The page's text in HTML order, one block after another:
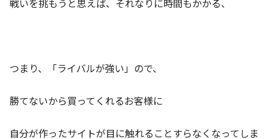
つまり、「ライバルが強い」ので、
勝てないから買ってくれるお客様に
自分が作ったサイトが目に触れることすらなくなってしま